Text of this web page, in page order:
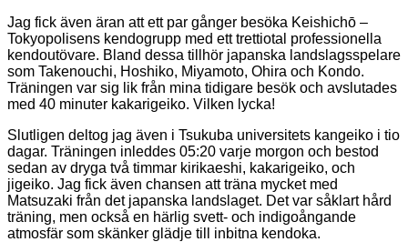
Jag fick även äran att ett par gånger besöka Keishichō –
Tokyopolisens kendogrupp med ett trettiotal professionella
kendoutövare. Bland dessa tillhör japanska landslagsspelare
som Takenouchi, Hoshiko, Miyamoto, Ohira och Kondo.
Träningen var sig lik från mina tidigare besök och avslutades
med 40 minuter kakarigeiko. Vilken lycka!
Slutligen deltog jag även i Tsukuba universitets kangeiko i tio
dagar. Träningen inleddes 05:20 varje morgon och bestod
sedan av dryga två timmar kirikaeshi, kakarigeiko, och
jigeiko. Jag fick även chansen att träna mycket med
Matsuzaki från det japanska landslaget. Det var såklart hård
träning, men också en härlig svett- och indigoångande
atmosfär som skänker glädje till inbitna kendoka.